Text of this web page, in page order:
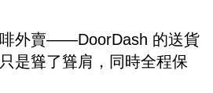
啡外賣——DoorDash 的送貨
是聳了聳肩，同時全程保